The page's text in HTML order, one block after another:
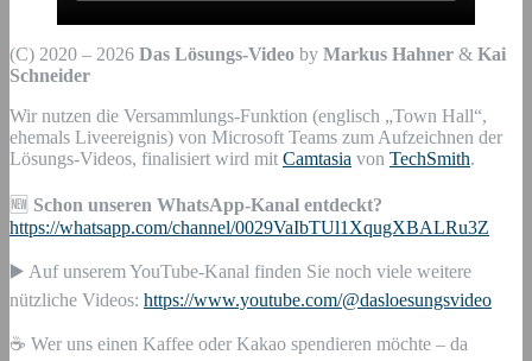
(C) 2020 – 2026 Das Lösungs-Video by Markus Hahner & Kai
Schneider
Wir nutzen die Versammlungs-Funktion (englisch „Town Hall“,
ehemals Liveereignis) von Microsoft Teams zum Aufzeichnen der
Lösungs-Videos, finalisiert wird mit Camtasia von TechSmith.
🆕 Schon unseren WhatsApp-Kanal entdeckt?
https://whatsapp.com/channel/0029VaIbTUl1XqugXBALRu3Z
▶️ Auf unserem YouTube-Kanal finden Sie noch viele weitere
nützliche Videos: https://www.youtube.com/@dasloesungsvideo
☕ Wer uns einen Kaffee oder Kakao spendieren möchte – da